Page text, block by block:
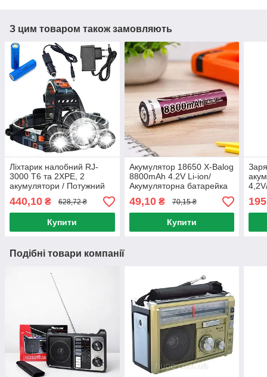
З цим товаром також замовляють
Ліхтарик налобний RJ-
3000 Т6 та 2XPE, 2
акумулятори / Потужний
акумуляторний ліхтар на
голову з 3 світлодіодами
440,10 ₴ 628,72 ₴
Купити
Акумулятор 18650 X-Balog
8800mAh 4.2V Li-ion/
Акумуляторна батарейка
49,10₴ 70,15 ₴
Купити
195
Подібні товари компанії